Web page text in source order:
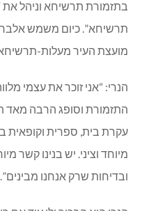
בתזמורת תרשיחא וניהל את
תרשיחא”. כיום משמש
מועצת העיר מעלות-
הנרי: “אני זוכר את עצמי
התזמורת וסופג הרבה מאד
עקרת בית, ספרית וקופאית
מיוחד וציני. יש בנינו קשר
ובדיחות שרק אנחנו מבינים”.